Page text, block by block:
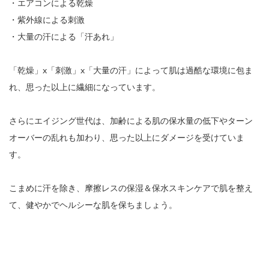
・エアコンによる乾燥
・紫外線による刺激
・大量の汗による「汗あれ」
「乾燥」x「刺激」x「大量の汗」によって肌は過酷な環境に包ま
れ、思った以上に繊細になっています。
さらにエイジング世代は、加齢による肌の保水量の低下やターン
オーバーの乱れも加わり、思った以上にダメージを受けていま
す。
こまめに汗を除き、摩擦レスの保湿＆保水スキンケアで肌を整え
て、健やかでヘルシーな肌を保ちましょう。